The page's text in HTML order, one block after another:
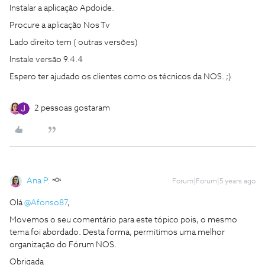
Instalar a aplicação Apdoide.
Procure a aplicação Nos Tv
Lado direito tem ( outras versões)
Instale versão 9.4.4
Espero ter ajudado os clientes como os técnicos da NOS. ;)
2 pessoas gostaram
Ana P. Forum|Forum|5 years ago
Olá@Afonso87,
Movemos o seu comentário para este tópico pois, o mesmo
tema foi abordado. Desta forma, permitimos uma melhor
organização do Fórum NOS.
Obrigada